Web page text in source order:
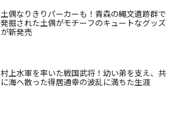
土偶なりきりパーカーも！青森の縄文遺跡群で
発掘された土偶がモチーフのキュートなグッズ
が新発売
村上水軍を率いた戦国武将！幼い弟を支え、共
に海へ散った得居通幸の波乱に満ちた生涯